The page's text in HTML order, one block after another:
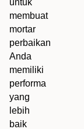
membuat
mortar
perbaikan
Anda
memiliki
performa
yang
lebih
baik